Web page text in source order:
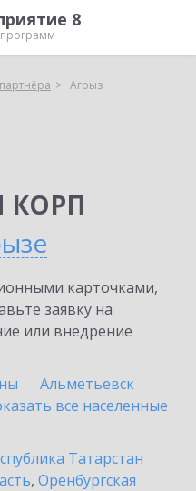
8
Агрыз
КОРП
карточками,
заявку на
или внедрение
Альметьевск
все населенные
Татарстан
, Оренбургская